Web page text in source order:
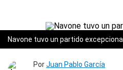
Navone tuvo un partido excepcional.
PorJuan Pablo García